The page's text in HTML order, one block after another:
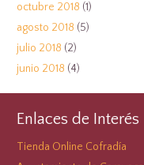
octubre 2018 (1)
agosto 2018 (5)
julio 2018 (2)
junio 2018 (4)
Enlaces de Interés
Tienda Online Cofradía